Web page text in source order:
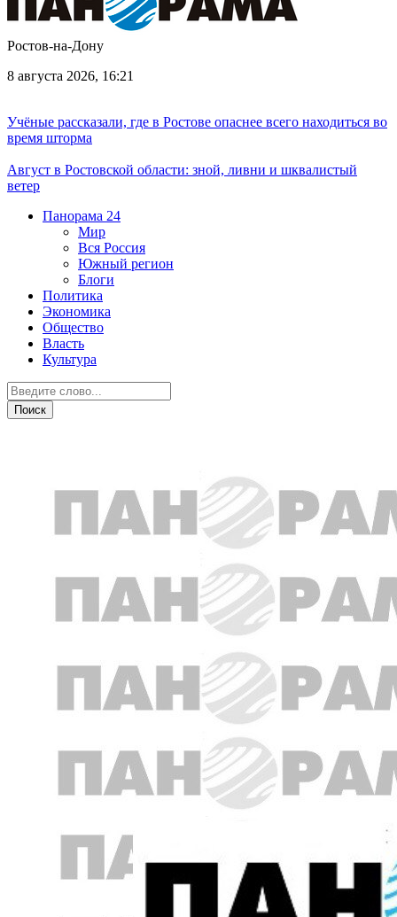
Ростов-на-Дону
8 августа 2026, 16:21
Учёные рассказали, где в Ростове опаснее всего находиться во
время шторма
Август в Ростовской области: зной, ливни и шквалистый
ветер
Панорама 24
Мир
Вся Россия
Южный регион
Блоги
Политика
Экономика
Общество
Власть
Культура